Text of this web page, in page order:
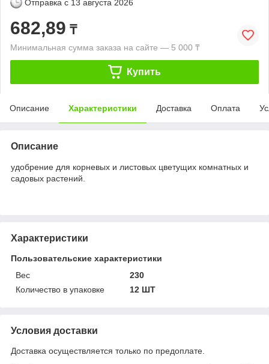
Отправка с 13 августа 2026
682,89 ₸
Минимальная сумма заказа на сайте — 5 000 ₸
Купить
Описание Характеристики Доставка Оплата
Описание
удобрение для корневых и листовых цветущих комнатных и
садовых растений.
Характеристики
Пользовательские характеристики
Вес
230
Количество в упаковке
12 ШТ
Условия доставки
Доставка осуществляется только по предоплате.